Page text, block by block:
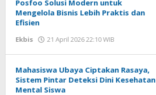
Posfoo Solusi Modern untuk
Mengelola Bisnis Lebih Praktis dan
Efisien
Ekbis 21 April 2026 22:10 WIB
Mahasiswa Ubaya Ciptakan Rasaya,
Sistem Pintar Deteksi Dini Kesehatan
Mental Siswa